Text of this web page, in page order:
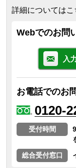
詳細についてはこ
Webでのお問
入
お電話でのお
0120-
受付時間
総合受付窓口